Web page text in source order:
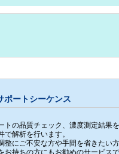
ポートシーケンス
トの品質チェック、濃度測定結果
で解析を行います。
整にご不安な方や手間を省きたい
お持ちの方にもお勧めのサービスで